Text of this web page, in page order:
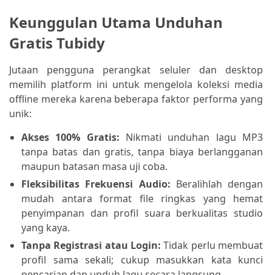
Keunggulan Utama Unduhan
Gratis Tubidy
Jutaan pengguna perangkat seluler dan desktop
memilih platform ini untuk mengelola koleksi media
offline mereka karena beberapa faktor performa yang
unik:
Akses 100% Gratis: Nikmati unduhan lagu MP3
tanpa batas dan gratis, tanpa biaya berlangganan
maupun batasan masa uji coba.
Fleksibilitas Frekuensi Audio: Beralihlah dengan
mudah antara format file ringkas yang hemat
penyimpanan dan profil suara berkualitas studio
yang kaya.
Tanpa Registrasi atau Login: Tidak perlu membuat
profil sama sekali; cukup masukkan kata kunci